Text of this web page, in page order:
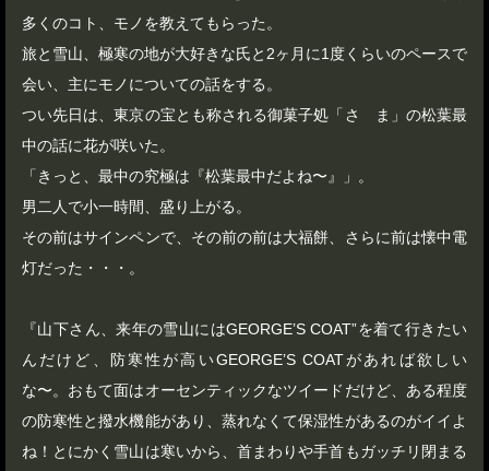
多くのコト、モノを教えてもらった。
旅と雪山、極寒の地が大好きな氏と2ヶ月に1度くらいのペースで
会い、主にモノについての話をする。
つい先日は、東京の宝とも称される御菓子処「さゝま」の松葉最
中の話に花が咲いた。
「きっと、最中の究極は『松葉最中だよね〜』」。
男二人で小一時間、盛り上がる。
その前はサインペンで、その前の前は大福餅、さらに前は懐中電
灯だった・・・。
『山下さん、来年の雪山にはGEORGE’S COAT”を着て行きたい
んだけど、防寒性が高いGEORGE’S COATがあれば欲しい
な〜。おもて面はオーセンティックなツイードだけど、ある程度
の防寒性と撥水機能があり、蒸れなくて保湿性があるのがイイよ
ね！とにかく雪山は寒いから、首まわりや手首もガッチリ閉まる